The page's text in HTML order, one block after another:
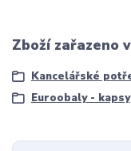
Zboží zařazeno
Kancelářské
Euroobaly - kapsy